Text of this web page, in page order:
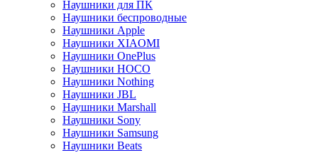
Наушники для ПК
Наушники беспроводные
Наушники Apple
Наушники XIAOMI
Наушники OnePlus
Наушники HOCO
Наушники Nothing
Наушники JBL
Наушники Marshall
Наушники Sony
Наушники Samsung
Наушники Beats